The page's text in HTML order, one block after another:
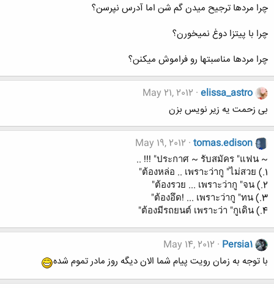
چرا مردها ترجیح میدن گم شن اما آدرس نپرسن؟
چرا با پیتزا دوغ نمیخورن؟
چرا مردها مناسبتها رو فراموش میکنن؟
elissa_astro
May 21, 2012
بی زحمت یه زیر نویس بزن
tomas.edison
May 19, 2012
~ ประกาศ ~ รับสมัคร "แฟน" !!! ..
1.) ต้องหล่อ .. เพราะว่ากู "ไม่สวย"
2.) ต้องรวย ... เพราะว่ากู "จน"
3.) ต้องอึด! ... เพราะว่ากู "ทน"
4.) ต้องมีรถยนต์ เพราะว่า "กูเดิน"
Persia1
May 14, 2012
با توجه به زمان رویت پیام شما الان دیگه روز مادر تموم شده